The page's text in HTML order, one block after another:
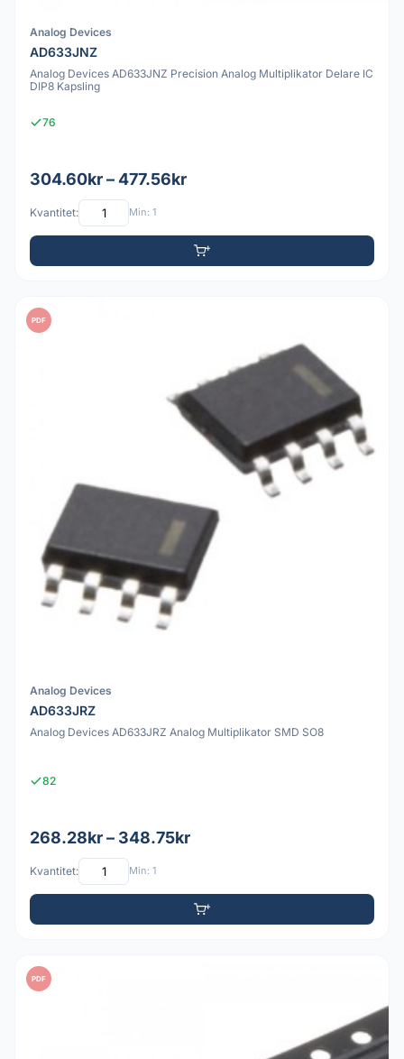
Analog Devices
AD633JNZ
Analog Devices AD633JNZ Precision Analog Multiplikator Delare IC
DIP8 Kapsling
76
304.60kr – 477.56kr
Kvantitet: Min: 1
PDF
Analog Devices
AD633JRZ
Analog Devices AD633JRZ Analog Multiplikator SMD SO8
82
268.28kr – 348.75kr
Kvantitet: Min: 1
PDF